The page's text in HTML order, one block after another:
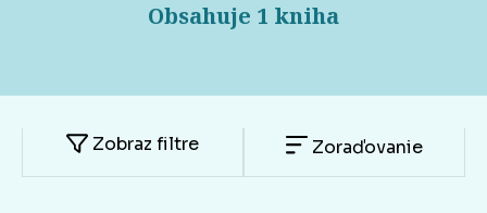
Obsahuje 1 kniha
Zobraz filtre Zoraďovanie